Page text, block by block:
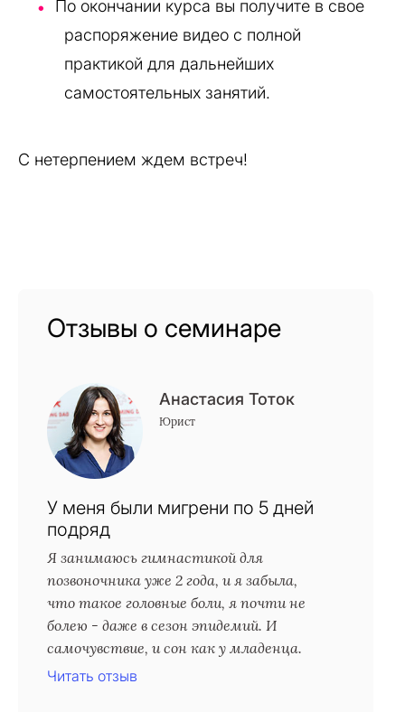
По окончании курса вы получите в свое
распоряжение видео с полной
практикой для дальнейших
самостоятельных занятий.
С нетерпением ждем встреч!
Отзывы о семинаре
Анастасия Тоток
Юрист
У меня были мигрени по 5 дней
подряд
Я занимаюсь гимнастикой для
позвоночника уже 2 года, и я забыла,
что такое головные боли, я почти не
болею - даже в сезон эпидемий. И
самочувствие, и сон как у младенца.
Читать отзыв